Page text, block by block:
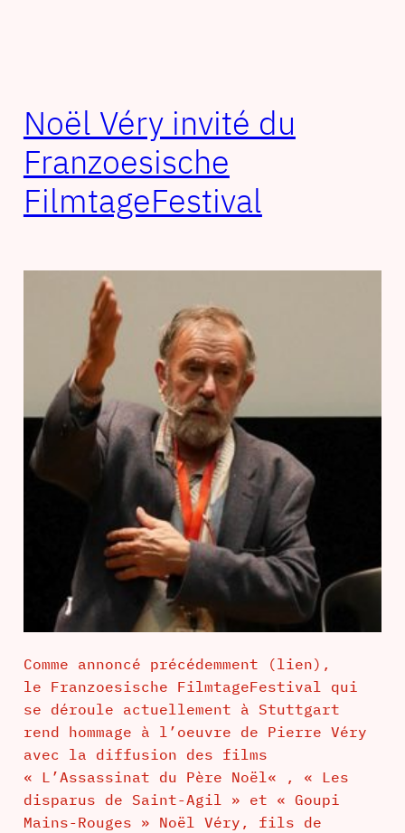
Noël Véry invité du
Franzoesische
FilmtageFestival
Comme annoncé précédemment (lien),
le Franzoesische FilmtageFestival qui
se déroule actuellement à Stuttgart
rend hommage à l’oeuvre de Pierre Véry
avec la diffusion des films
« L’Assassinat du Père Noël« , « Les
disparus de Saint-Agil » et « Goupi
Mains-Rouges » Noël Véry, fils de